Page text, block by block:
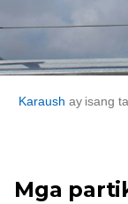
Karaush ay isang
Mga